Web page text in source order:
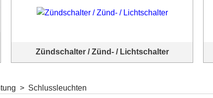
Zündschalter / Zünd- / Lichtschalter
> Schlussleuchten